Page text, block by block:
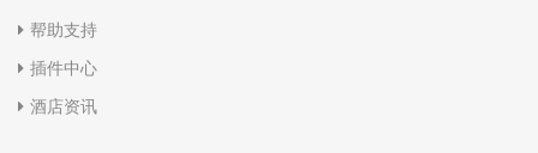
帮助支持
插件中心
酒店资讯